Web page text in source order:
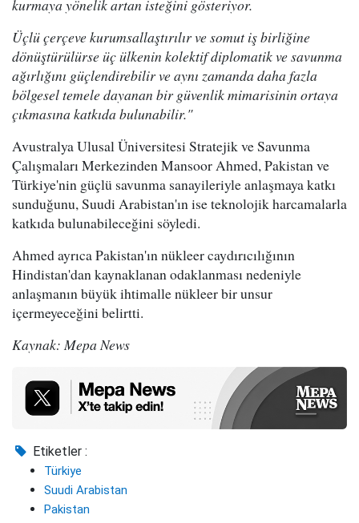
kurmaya yönelik artan isteğini gösteriyor.
Üçlü çerçeve kurumsallaştırılır ve somut iş birliğine
dönüştürülürse üç ülkenin kolektif diplomatik ve savunma
ağırlığını güçlendirebilir ve aynı zamanda daha fazla
bölgesel temele dayanan bir güvenlik mimarisinin ortaya
çıkmasına katkıda bulunabilir."
Avustralya Ulusal Üniversitesi Stratejik ve Savunma
Çalışmaları Merkezinden Mansoor Ahmed, Pakistan ve
Türkiye'nin güçlü savunma sanayileriyle anlaşmaya katkı
sunduğunu, Suudi Arabistan'ın ise teknolojik harcamalarla
katkıda bulunabileceğini söyledi.
Ahmed ayrıca Pakistan'ın nükleer caydırıcılığının
Hindistan'dan kaynaklanan odaklanması nedeniyle
anlaşmanın büyük ihtimalle nükleer bir unsur
içermeyeceğini belirtti.
Kaynak: Mepa News
Etiketler :
Türkiye
Suudi Arabistan
Pakistan